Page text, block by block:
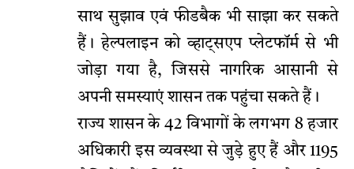
साथ सुझाव एवं फीडबैक भी साझा कर सकते
हैं। हेल्पलाइन को व्हाट्सएप प्लेटफॉर्म से भी
जोड़ा गया है, जिससे नागरिक आसानी से
अपनी समस्याएं शासन तक पहुंचा सकते हैं।
राज्य शासन के 42 विभागों के लगभग 8 हजार
अधिकारी इस व्यवस्था से जुड़े हुए हैं और 1195